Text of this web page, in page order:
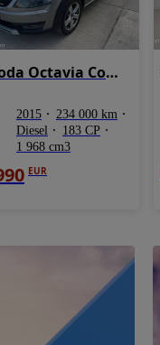
Skoda Octavia Combi Diesel 2.0 TDI 4X4 DSG Scout
2015
234 000 km
Diesel
183 CP
1 968 cm3
EUR